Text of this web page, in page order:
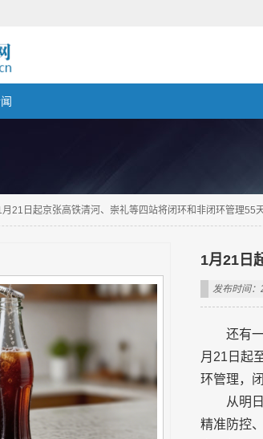
月21日起京张高铁清河、崇礼等四站将闭环和非闭环管理55
1月21日
发布时间
还有
月21日起
环管理，
从明
精准防控